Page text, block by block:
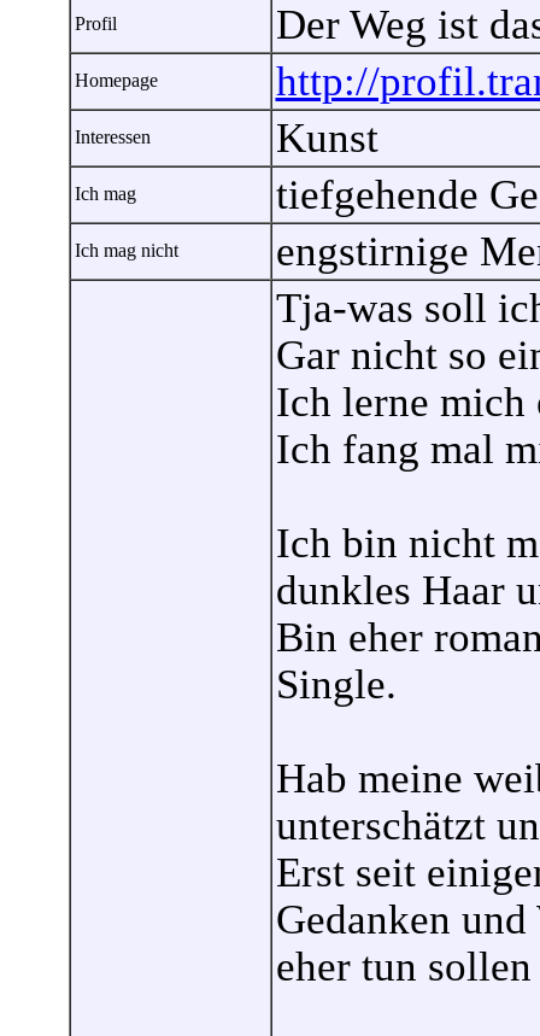
Profil Der Weg ist
Homepage http://
Interessen Kunst
Ich mag tiefgehende
Ich mag nicht engstirnige
Tja-was soll
Gar nicht so
Ich lerne mich
Ich fang mal
Ich bin nicht
dunkles Haar
Bin eher
Single.
Hab meine
unterschätzt
Erst seit
Gedanken
eher tun